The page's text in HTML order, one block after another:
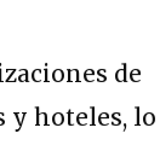
de
y hoteles, lo